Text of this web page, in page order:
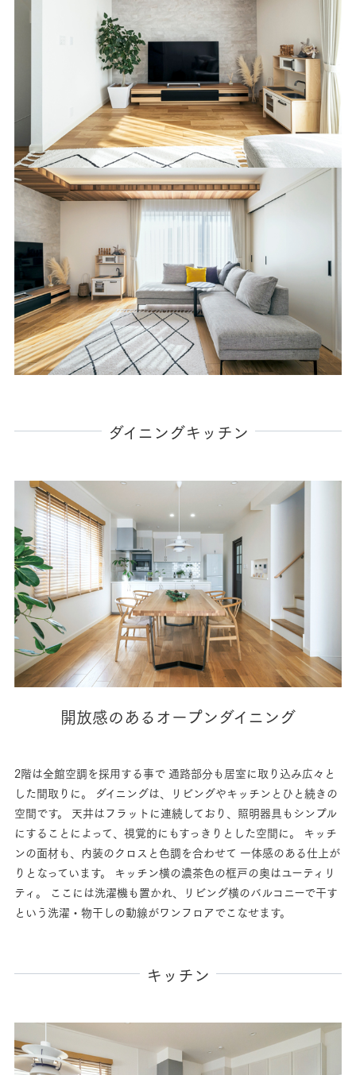
ダイニングキッチン
開放感のあるオープンダイニング
2階は全館空調を採用する事で通路部分も居室に取り込み広々と
した間取りに。
ダイニングは、リビングやキッチンとひと続きの
空間です。
天井はフラットに連続しており、照明器具もシンプル
にすることによって、視覚的にもすっきりとした空間に。
キッチ
ンの面材も、内装のクロスと色調を合わせて 一体感のある仕上が
りとなっています。
キッチン横の濃茶色の框戸の奥はユーティリ
ティ。
ここには洗濯機も置かれ、リビング横のバルコニーで干す
という洗濯・物干しの動線がワンフロアでこなせます。
キッチン